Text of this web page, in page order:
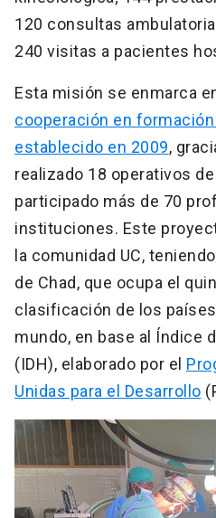
120 consultas
240 visitas a pacientes
Esta misión se enmarca
cooperación en
establecido en 2009,
realizado 18 operativos
participado más de 70
instituciones. Este
la comunidad UC,
de Chad, que ocupa el
clasificación de los
mundo, en base al Índice
(IDH), elaborado por el
Unidas para el Desarrollo